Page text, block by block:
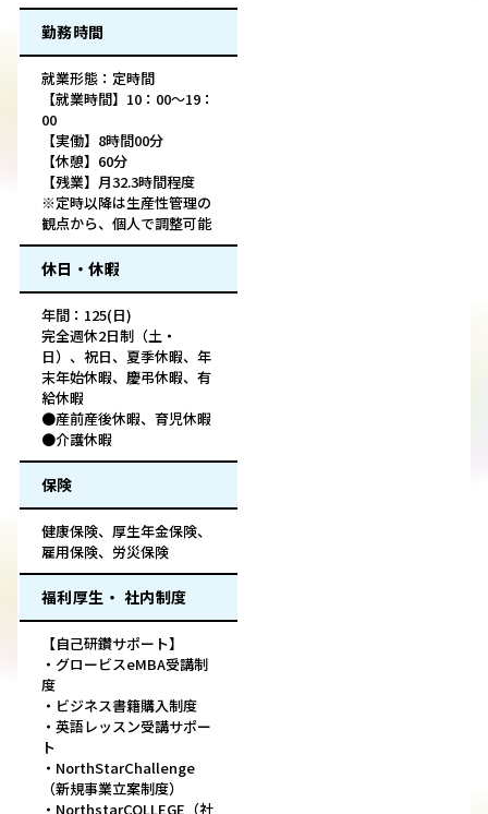
勤務時間
就業形態：定時間
【就業時間】10：00～19：
00
【実働】8時間00分
【休憩】60分
【残業】月32.3時間程度
※定時以降は生産性管理の
観点から、個人で調整可能
休日・休暇
年間：125(日)
完全週休2日制（土・
日）、祝日、夏季休暇、年
末年始休暇、慶弔休暇、有
給休暇
●産前産後休暇、育児休暇
●介護休暇
保険
健康保険、厚生年金保険、
雇用保険、労災保険
福利厚生・ 社内制度
【自己研鑽サポート】
・グロービスeMBA受講制
度
・ビジネス書籍購入制度
・英語レッスン受講サポー
ト
・NorthStarChallenge
（新規事業立案制度）
・NorthstarCOLLEGE（社